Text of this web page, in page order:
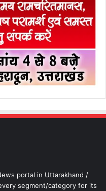
portal in Uttarakhand /
segment/category for its